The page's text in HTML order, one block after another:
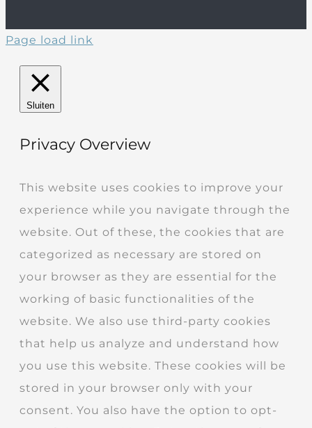
Page load link
Sluiten
Privacy Overview
This website uses cookies to improve your
experience while you navigate through the
website. Out of these, the cookies that are
categorized as necessary are stored on
your browser as they are essential for the
working of basic functionalities of the
website. We also use third-party cookies
that help us analyze and understand how
you use this website. These cookies will be
stored in your browser only with your
consent. You also have the option to opt-